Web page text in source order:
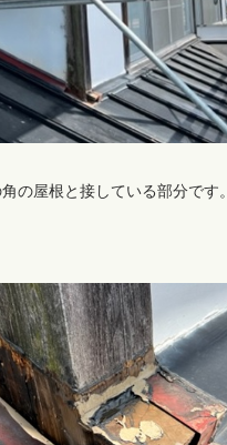
の屋根と接している部分です。